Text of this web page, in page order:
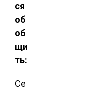
ся
об
об
щи
ть:
Се